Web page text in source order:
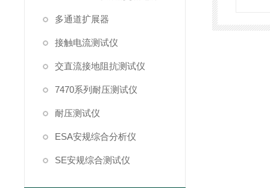
多通道扩展器
接触电流测试仪
交直流接地阻抗测试仪
7470系列耐压测试仪
耐压测试仪
ESA安规综合分析仪
SE安规综合测试仪